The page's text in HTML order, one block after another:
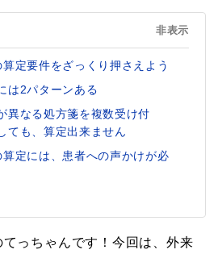
非表示
定要件をざっくり押さえよう
は2パターンある
異なる処方箋を複数受け付
ても、算定出来ません
定には、患者への声かけが必
てっちゃんです！今回は、外来